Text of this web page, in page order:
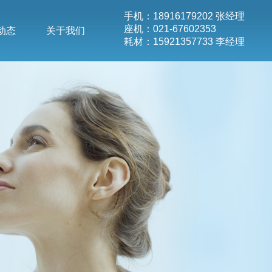
态 关于我们
手机：18916179202 张经理
座机：021-67602353
耗材：15921357733 李经理